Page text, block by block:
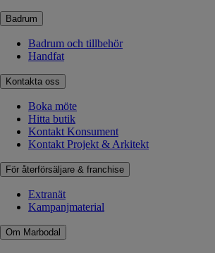
Badrum
Badrum och tillbehör
Handfat
Kontakta oss
Boka möte
Hitta butik
Kontakt Konsument
Kontakt Projekt & Arkitekt
För återförsäljare & franchise
Extranät
Kampanjmaterial
Om Marbodal